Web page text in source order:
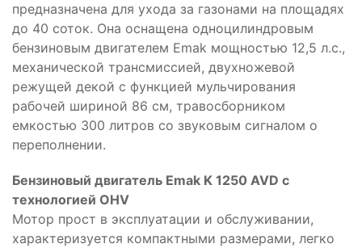
предназначена для ухода за газонами на площадях
до 40 соток. Она оснащена одноцилиндровым
бензиновым двигателем Emak мощностью 12,5 л.с.,
механической трансмиссией, двухножевой
режущей декой с функцией мульчирования
рабочей шириной 86 см, травосборником
емкостью 300 литров со звуковым сигналом о
переполнении.
Бензиновый двигатель Emak K 1250 AVD с
технологией OHV
Мотор прост в эксплуатации и обслуживании,
характеризуется компактными размерами, легко